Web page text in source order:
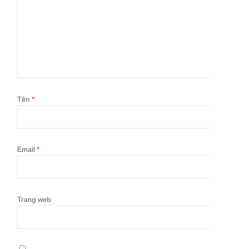
Tên *
Email *
Trang web